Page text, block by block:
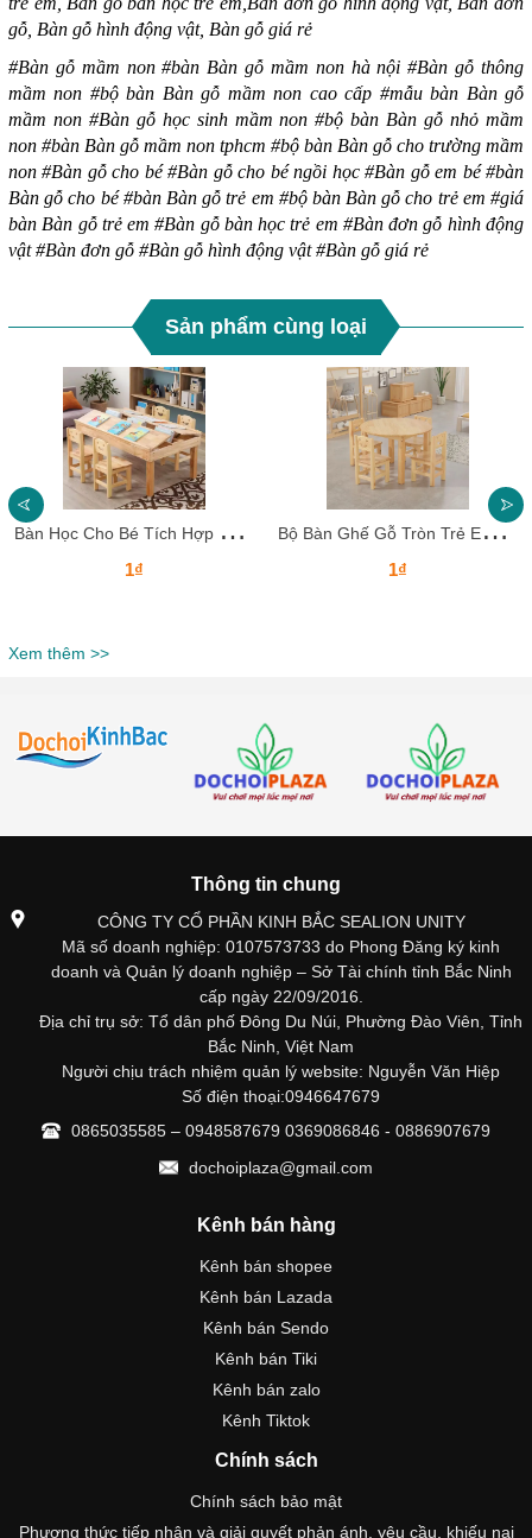
gỗ, Bàn gỗ hình động vật, Bàn gỗ giá rẻ
#Bàn gỗ mầm non #bàn Bàn gỗ mầm non hà nội #Bàn gỗ thông
mầm non #bộ bàn Bàn gỗ mầm non cao cấp #mẫu bàn Bàn gỗ
mầm non #Bàn gỗ học sinh mầm non #bộ bàn Bàn gỗ nhỏ mầm
non #bàn Bàn gỗ mầm non tphcm #bộ bàn Bàn gỗ cho trường mầm
non #Bàn gỗ cho bé #Bàn gỗ cho bé ngồi học #Bàn gỗ em bé #bàn
Bàn gỗ cho bé #bàn Bàn gỗ trẻ em #bộ bàn Bàn gỗ cho trẻ em #giá
bàn Bàn gỗ trẻ em #Bàn gỗ bàn học trẻ em #Bàn đơn gỗ hình động
vật #Bàn đơn gỗ #Bàn gỗ hình động vật #Bàn gỗ giá rẻ
Sản phẩm cùng loại
B
àn Học Cho Bé Tích Hợp Ngăn Đựng Sách – Gỗ Tự Nhiên An Toàn
1₫
B
ộ Bàn Ghế Gỗ Tròn Trẻ Em – An Toàn, Thẩm Mỹ, Hoàn Hảo Cho Lớp Học Mầm Non
1₫
Xem thêm >>
Thông tin chung
CÔNG TY CỔ PHẦN KINH BẮC SEALION UNITY
Mã số doanh nghiệp: 0107573733 do Phong Đăng ký kinh
doanh và Quản lý doanh nghiệp – Sở Tài chính tỉnh Bắc Ninh
cấp ngày 22/09/2016.
Địa chỉ trụ sở: Tổ dân phố Đông Du Núi, Phường Đào Viên, Tỉnh
Bắc Ninh, Việt Nam
Người chịu trách nhiệm quản lý website: Nguyễn Văn Hiệp
Số điện thoại:0946647679
0865035585 – 0948587679 0369086846 - 0886907679
dochoiplaza@gmail.com
Kênh bán hàng
Kênh bán shopee
Kênh bán Lazada
Kênh bán Sendo
Kênh bán Tiki
Kênh bán zalo
Kênh Tiktok
Chính sách
Chính sách bảo mật
Phương thức tiếp nhận và giải quyết phản ánh, yêu cầu, khiếu nại